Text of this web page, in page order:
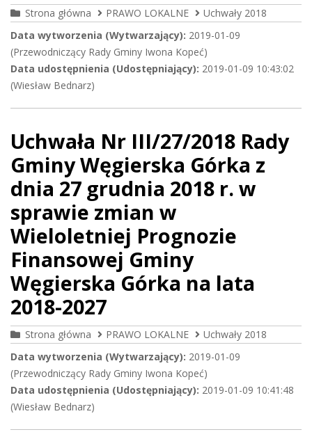
Strona główna PRAWO LOKALNE
Uchwały 2018
Data wytworzenia (Wytwarzający): 2019-01-09
(Przewodniczący Rady Gminy Iwona Kopeć)
Data udostępnienia (Udostępniający): 2019-01-09 10:43:02
(Wiesław Bednarz)
Uchwała Nr III/27/2018 Rady
Gminy Węgierska Górka z
dnia 27 grudnia 2018 r. w
sprawie zmian w
Wieloletniej Prognozie
Finansowej Gminy
Węgierska Górka na lata
2018-2027
Strona główna PRAWO LOKALNE
Uchwały 2018
Data wytworzenia (Wytwarzający): 2019-01-09
(Przewodniczący Rady Gminy Iwona Kopeć)
Data udostępnienia (Udostępniający): 2019-01-09 10:41:48
(Wiesław Bednarz)